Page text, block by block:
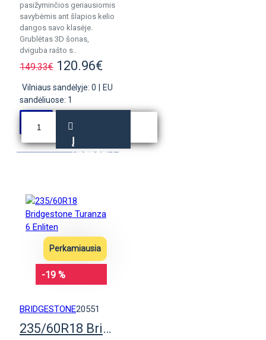
pasižyminčios geriausiomis
savybėmis ant šlapios kelio
dangos savo klasėje.
Grublėtas 3D šonas,
dviguba rašto s..
149.33€ 120.96€
Vilniaus sandėlyje: 0
EU
sandėliuose: 1
Į
KREPŠELĮ
Perkamiausia
-19 %
BRIDGESTONE20551
235/60R18 Bridgestone Turanza 6 Enliten